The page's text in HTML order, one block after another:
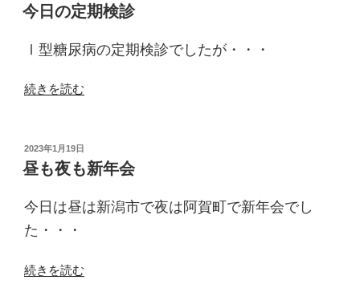
う
る”
稿
日:
今日の定期検診
Ⅰ型糖尿病の定期検診でしたが・・・
“今
定
期
診”
の
続きを読む
投
稿
日:
2023年1月19日
昼も夜も新年会
今日は昼は新潟市で夜は阿賀町で新年会でし
た・・・
“昼
続きを読む